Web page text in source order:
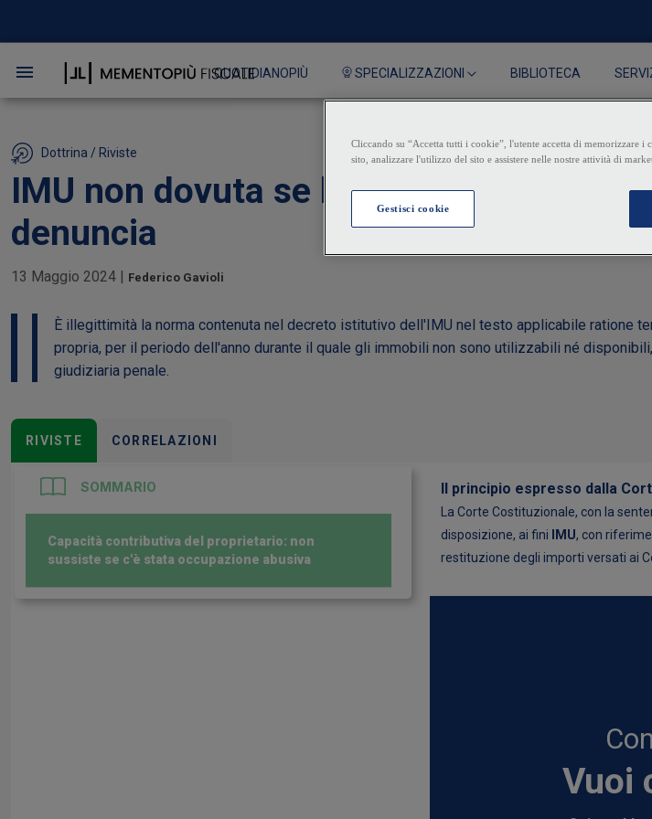
QUOTIDIANOPIÙ SPECIALIZZAZIONI BIBLIOTECA
Dottrina / Riviste
IMU non dovuta se l'immobile è
denuncia
13 Maggio 2024 | Federico Gavioli
È illegittimità la norma contenuta nel decreto istitutivo dell'IMU nel testo applicabile ratione
propria, per il periodo dell'anno durante il quale gli immobili non sono utilizzabili né
giudiziaria penale.
RIVISTE CORRELAZIONI
SOMMARIO
Capacità contributiva del proprietario: non
sussiste se c'è stata occupazione abusiva
Il principio espresso dalla
La Corte Costituzionale, con la
disposizione, ai fini
IMU, con
restituzione degli importi versati ai
Vuoi